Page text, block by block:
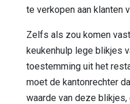
te verkopen aan klanten
Zelfs als zou komen
keukenhulp lege blikjes
toestemming uit het
moet de kantonrechter
waarde van deze blikjes,